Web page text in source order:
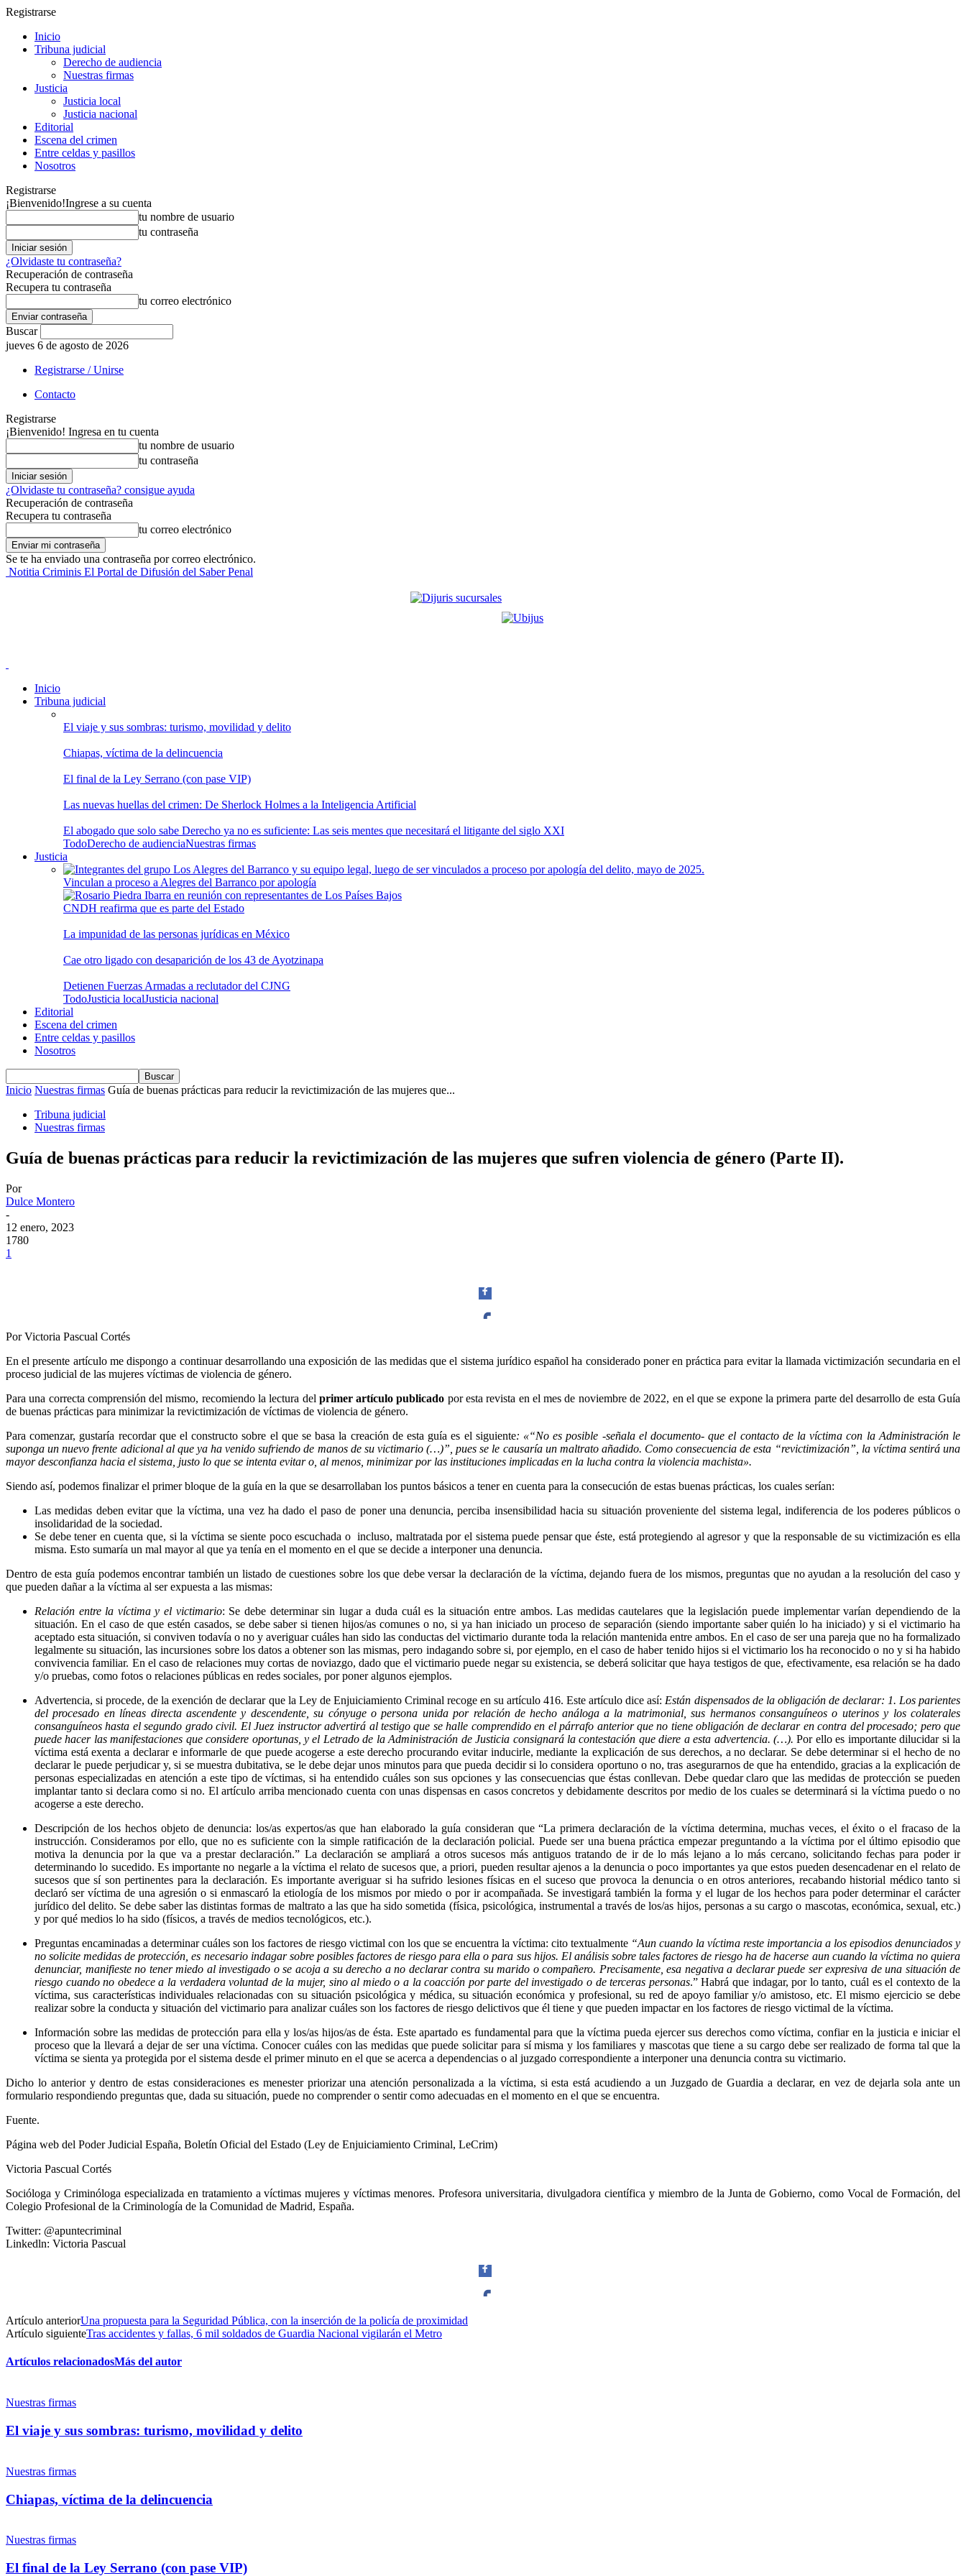
Registrarse
Inicio
Tribuna judicial
Derecho de audiencia
Nuestras firmas
Justicia
Justicia local
Justicia nacional
Editorial
Escena del crimen
Entre celdas y pasillos
Nosotros
Registrarse
¡Bienvenido!Ingrese a su cuenta
tu nombre de usuario
tu contraseña
¿Olvidaste tu contraseña?
Recuperación de contraseña
Recupera tu contraseña
tu correo electrónico
Buscar
jueves 6 de agosto de 2026
Registrarse / Unirse
Contacto
Registrarse
¡Bienvenido! Ingresa en tu cuenta
tu nombre de usuario
tu contraseña
¿Olvidaste tu contraseña? consigue ayuda
Recuperación de contraseña
Recupera tu contraseña
tu correo electrónico
Se te ha enviado una contraseña por correo electrónico.
Notitia Criminis El Portal de Difusión del Saber Penal
Inicio
Tribuna judicial
El viaje y sus sombras: turismo, movilidad y delito
Chiapas, víctima de la delincuencia
El final de la Ley Serrano (con pase VIP)
Las nuevas huellas del crimen: De Sherlock Holmes a la Inteligencia Artificial
El abogado que solo sabe Derecho ya no es suficiente: Las seis mentes que necesitará el litigante del siglo XXI
TodoDerecho de audienciaNuestras firmas
Justicia
Vinculan a proceso a Alegres del Barranco por apología
CNDH reafirma que es parte del Estado
La impunidad de las personas jurídicas en México
Cae otro ligado con desaparición de los 43 de Ayotzinapa
Detienen Fuerzas Armadas a reclutador del CJNG
TodoJusticia localJusticia nacional
Editorial
Escena del crimen
Entre celdas y pasillos
Nosotros
Inicio Nuestras firmas Guía de buenas prácticas para reducir la revictimización de las mujeres que...
Tribuna judicial
Nuestras firmas
Guía de buenas prácticas para reducir la revictimización de las mujeres que sufren violencia de género (Parte II).
Por
Dulce Montero
-
12 enero, 2023
1780
1
Twitter
Linkedin
Por Victoria Pascual Cortés
En el presente artículo me dispongo a continuar desarrollando una exposición de las medidas que el sistema jurídico español ha considerado poner en práctica para evitar la llamada victimización secundaria en el
proceso judicial de las mujeres víctimas de violencia de género.
Para una correcta comprensión del mismo, recomiendo la lectura del primer artículo publicado por esta revista en el mes de noviembre de 2022, en el que se expone la primera parte del desarrollo de esta Guía
de buenas prácticas para minimizar la revictimización de víctimas de violencia de género.
Para comenzar, gustaría recordar que el constructo sobre el que se basa la creación de esta guía es el siguiente: «“No es posible -señala el documento- que el contacto de la víctima con la Administración le
suponga un nuevo frente adicional al que ya ha venido sufriendo de manos de su victimario (…)”, pues se le causaría un maltrato añadido. Como consecuencia de esta “revictimización”, la víctima sentirá una
mayor desconfianza hacia el sistema, justo lo que se intenta evitar o, al menos, minimizar por las instituciones implicadas en la lucha contra la violencia machista».
Siendo así, podemos finalizar el primer bloque de la guía en la que se desarrollaban los puntos básicos a tener en cuenta para la consecución de estas buenas prácticas, los cuales serían:
Las medidas deben evitar que la víctima, una vez ha dado el paso de poner una denuncia, perciba insensibilidad hacia su situación proveniente del sistema legal, indiferencia de los poderes públicos o
insolidaridad de la sociedad.
Se debe tener en cuenta que, si la víctima se siente poco escuchada o incluso, maltratada por el sistema puede pensar que éste, está protegiendo al agresor y que la responsable de su victimización es ella
misma. Esto sumaría un mal mayor al que ya tenía en el momento en el que se decide a interponer una denuncia.
Dentro de esta guía podemos encontrar también un listado de cuestiones sobre los que debe versar la declaración de la víctima, dejando fuera de los mismos, preguntas que no ayudan a la resolución del caso y
que pueden dañar a la víctima al ser expuesta a las mismas:
Relación entre la víctima y el victimario: Se debe determinar sin lugar a duda cuál es la situación entre ambos. Las medidas cautelares que la legislación puede implementar varían dependiendo de la
situación. En el caso de que estén casados, se debe saber si tienen hijos/as comunes o no, si ya han iniciado un proceso de separación (siendo importante saber quién lo ha iniciado) y si el victimario ha
aceptado esta situación, si conviven todavía o no y averiguar cuáles han sido las conductas del victimario durante toda la relación mantenida entre ambos. En el caso de ser una pareja que no ha formalizado
legalmente su situación, las incursiones sobre los datos a obtener son las mismas, pero indagando sobre si, por ejemplo, en el caso de haber tenido hijos si el victimario los ha reconocido o no y si ha habido
convivencia familiar. En el caso de relaciones muy cortas de noviazgo, dado que el victimario puede negar su existencia, se deberá solicitar que haya testigos de que, efectivamente, esa relación se ha dado
y/o pruebas, como fotos o relaciones públicas en redes sociales, por poner algunos ejemplos.
Advertencia, si procede, de la exención de declarar que la Ley de Enjuiciamiento Criminal recoge en su artículo 416. Este artículo dice así: Están dispensados de la obligación de declarar: 1. Los parientes
del procesado en líneas directa ascendente y descendente, su cónyuge o persona unida por relación de hecho análoga a la matrimonial, sus hermanos consanguíneos o uterinos y los colaterales
consanguíneos hasta el segundo grado civil. El Juez instructor advertirá al testigo que se halle comprendido en el párrafo anterior que no tiene obligación de declarar en contra del procesado; pero que
puede hacer las manifestaciones que considere oportunas, y el Letrado de la Administración de Justicia consignará la contestación que diere a esta advertencia. (…). Por ello es importante dilucidar si la
víctima está exenta a declarar e informarle de que puede acogerse a este derecho procurando evitar inducirle, mediante la explicación de sus derechos, a no declarar. Se debe determinar si el hecho de no
declarar le puede perjudicar y, si se muestra dubitativa, se le debe dejar unos minutos para que pueda decidir si lo considera oportuno o no, tras asegurarnos de que ha entendido, gracias a la explicación de
personas especializadas en atención a este tipo de víctimas, si ha entendido cuáles son sus opciones y las consecuencias que éstas conllevan. Debe quedar claro que las medidas de protección se pueden
implantar tanto si declara como si no. El artículo arriba mencionado cuenta con unas dispensas en casos concretos y debidamente descritos por medio de los cuales se determinará si la víctima puedo o no
acogerse a este derecho.
Descripción de los hechos objeto de denuncia: los/as expertos/as que han elaborado la guía consideran que “La primera declaración de la víctima determina, muchas veces, el éxito o el fracaso de la
instrucción. Consideramos por ello, que no es suficiente con la simple ratificación de la declaración policial. Puede ser una buena práctica empezar preguntando a la víctima por el último episodio que
motiva la denuncia por la que va a prestar declaración.” La declaración se ampliará a otros sucesos más antiguos tratando de ir de lo más lejano a lo más cercano, solicitando fechas para poder ir
determinando lo sucedido. Es importante no negarle a la víctima el relato de sucesos que, a priori, pueden resultar ajenos a la denuncia o poco importantes ya que estos pueden desencadenar en el relato de
sucesos que sí son pertinentes para la declaración. Es importante averiguar si ha sufrido lesiones físicas en el suceso que provoca la denuncia o en otros anteriores, recabando historial médico tanto si
declaró ser víctima de una agresión o si enmascaró la etiología de los mismos por miedo o por ir acompañada. Se investigará también la forma y el lugar de los hechos para poder determinar el carácter
jurídico del delito. Se debe saber las distintas formas de maltrato a las que ha sido sometida (física, psicológica, instrumental a través de los/as hijos, personas a su cargo o mascotas, económica, sexual, etc.)
y por qué medios lo ha sido (físicos, a través de medios tecnológicos, etc.).
Preguntas encaminadas a determinar cuáles son los factores de riesgo victimal con los que se encuentra la víctima: cito textualmente “Aun cuando la víctima reste importancia a los episodios denunciados y
no solicite medidas de protección, es necesario indagar sobre posibles factores de riesgo para ella o para sus hijos. El análisis sobre tales factores de riesgo ha de hacerse aun cuando la víctima no quiera
denunciar, manifieste no tener miedo al investigado o se acoja a su derecho a no declarar contra su marido o compañero. Precisamente, esa negativa a declarar puede ser expresiva de una situación de
riesgo cuando no obedece a la verdadera voluntad de la mujer, sino al miedo o a la coacción por parte del investigado o de terceras personas.” Habrá que indagar, por lo tanto, cuál es el contexto de la
víctima, sus características individuales relacionadas con su situación psicológica y médica, su situación económica y profesional, su red de apoyo familiar y/o amistoso, etc. El mismo ejercicio se debe
realizar sobre la conducta y situación del victimario para analizar cuáles son los factores de riesgo delictivos que él tiene y que pueden impactar en los factores de riesgo victimal de la víctima.
Información sobre las medidas de protección para ella y los/as hijos/as de ésta. Este apartado es fundamental para que la víctima pueda ejercer sus derechos como víctima, confiar en la justicia e iniciar el
proceso que la llevará a dejar de ser una víctima. Conocer cuáles con las medidas que puede solicitar para sí misma y los familiares y mascotas que tiene a su cargo debe ser realizado de forma tal que la
víctima se sienta ya protegida por el sistema desde el primer minuto en el que se acerca a dependencias o al juzgado correspondiente a interponer una denuncia contra su victimario.
Dicho lo anterior y dentro de estas consideraciones es menester priorizar una atención personalizada a la víctima, si esta está acudiendo a un Juzgado de Guardia a declarar, en vez de dejarla sola ante un
formulario respondiendo preguntas que, dada su situación, puede no comprender o sentir como adecuadas en el momento en el que se encuentra.
Fuente.
Página web del Poder Judicial España, Boletín Oficial del Estado (Ley de Enjuiciamiento Criminal, LeCrim)
Victoria Pascual Cortés
Socióloga y Criminóloga especializada en tratamiento a víctimas mujeres y víctimas menores. Profesora universitaria, divulgadora científica y miembro de la Junta de Gobierno, como Vocal de Formación, del
Colegio Profesional de la Criminología de la Comunidad de Madrid, España.
Twitter: @apuntecriminal
Linkedln: Victoria Pascual
Facebook
Artículo anteriorUna propuesta para la Seguridad Pública, con la inserción de la policía de proximidad
Artículo siguienteTras accidentes y fallas, 6 mil soldados de Guardia Nacional vigilarán el Metro
Artículos relacionadosMás del autor
Nuestras firmas
El viaje y sus sombras: turismo, movilidad y delito
Nuestras firmas
Chiapas, víctima de la delincuencia
Nuestras firmas
El final de la Ley Serrano (con pase VIP)